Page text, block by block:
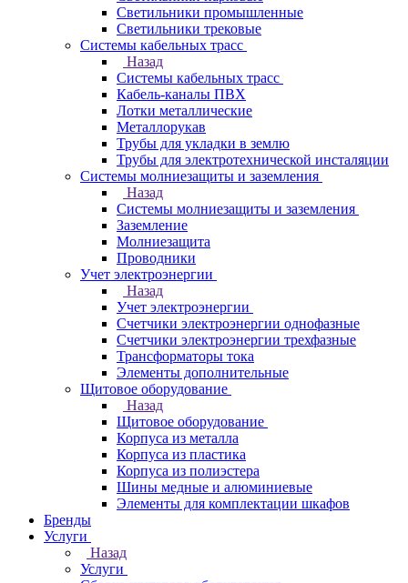
Светильники промышленные
Светильники трековые
Системы кабельных трасс
Назад
Системы кабельных трасс
Кабель-каналы ПВХ
Лотки металлические
Металлорукав
Трубы для укладки в землю
Трубы для электротехнической инсталяции
Системы молниезащиты и заземления
Назад
Системы молниезащиты и заземления
Заземление
Молниезащита
Проводники
Учет электроэнергии
Назад
Учет электроэнергии
Счетчики электроэнергии однофазные
Счетчики электроэнергии трехфазные
Трансформаторы тока
Элементы дополнительные
Щитовое оборудование
Назад
Щитовое оборудование
Корпуса из металла
Корпуса из пластика
Корпуса из полиэстера
Шины медные и алюминиевые
Элементы для комплектации шкафов
Бренды
Услуги
Назад
Услуги